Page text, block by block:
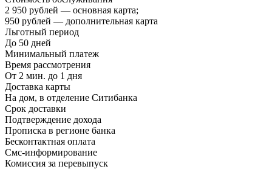
2 950 рублей — основная карта;
950 рублей — дополнительная карта
Льготный период
До 50 дней
Минимальный платеж
Время рассмотрения
От 2 мин. до 1 дня
Доставка карты
На дом, в отделение Ситибанка
Срок доставки
Подтверждение дохода
Прописка в регионе банка
Бесконтактная оплата
Смс-информирование
Комиссия за перевыпуск